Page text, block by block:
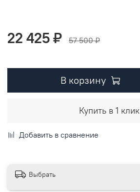
22 425 ₽ 57 500 ₽
В корзину
Купить в 1 клик
Добавить в сравнение
Выбрать